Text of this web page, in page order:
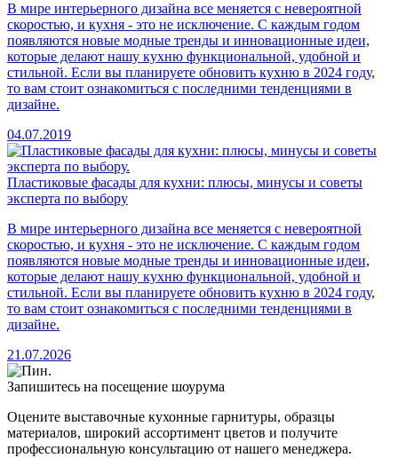
В мире интерьерного дизайна все меняется с невероятной
скоростью, и кухня - это не исключение. С каждым годом
появляются новые модные тренды и инновационные идеи,
которые делают нашу кухню функциональной, удобной и
стильной. Если вы планируете обновить кухню в 2024 году,
то вам стоит ознакомиться с последними тенденциями в
дизайне.
04.07.2019
Пластиковые фасады для кухни: плюсы, минусы и советы
эксперта по выбору
В мире интерьерного дизайна все меняется с невероятной
скоростью, и кухня - это не исключение. С каждым годом
появляются новые модные тренды и инновационные идеи,
которые делают нашу кухню функциональной, удобной и
стильной. Если вы планируете обновить кухню в 2024 году,
то вам стоит ознакомиться с последними тенденциями в
дизайне.
21.07.2026
Запишитесь на посещение шоурума
Оцените выставочные кухонные гарнитуры, образцы
материалов, широкий ассортимент цветов и получите
профессиональную консультацию от нашего менеджера.